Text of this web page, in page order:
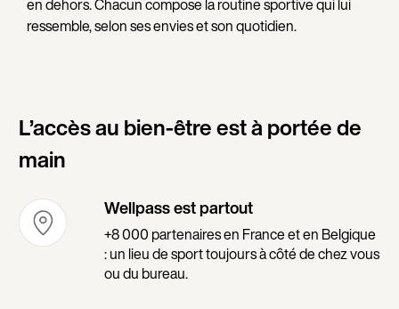
en dehors. Chacun compose la routine sportive qui lui
ressemble, selon ses envies et son quotidien.
L’accès au bien-être est à portée de
main
Wellpass est partout
+8 000 partenaires en France et en Belgique
: un lieu de sport toujours à côté de chez vous
ou du bureau.